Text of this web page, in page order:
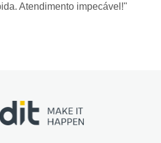
Atendimento impecável!"